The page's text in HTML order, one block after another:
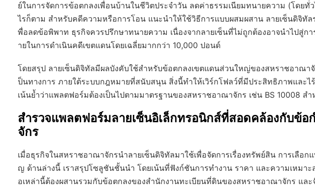
ย์ในการจัดการข้อตกลงเพื่อนบ้านในชีวิตประจำวัน ลดค่าธรรมเนียมทนายความ (โดยทั่
ไรก็ตาม สำหรับคดีความหรือการโอน แนะนำให้ใช้วิธีการแบบผสมผสาน ลายเซ็นดิจิทัล
พื่อลดข้อพิพาท ธุรกิจควรปรึกษาทนายความ เนื่องจากลายเซ็นที่ไม่ถูกต้องอาจนำไปสู่ก
ายในการดำเนินคดีเขตแดนโดยเฉลี่ยมากกว่า 10,000 ปอนด์
โดยสรุป ลายเซ็นดิจิทัลมีผลบังคับใช้สำหรับข้อตกลงเขตแดนส่วนใหญ่ของสหราชอาณาจั
ป็นทางการ ภายใต้ระบบกฎหมายที่สนับสนุน สิ่งนี้ทำให้เวิร์กโฟลว์ที่มีประสิทธิภาพและไ
เน้นย้ำว่าแพลตฟอร์มต้องเป็นไปตามมาตรฐานของสหราชอาณาจักร เช่น BS 10008 ส
สำรวจแพลตฟอร์มลายเซ็นอิเล็กทรอนิกส์ที่สอดคล้องกับข้
จักร
เมื่อธุรกิจในสหราชอาณาจักรนำลายเซ็นดิจิทัลมาใช้เพื่อจัดการเรื่องทรัพย์สิน การเลือก
ญ ด้านล่างนี้ เราสรุปโซลูชันชั้นนำ โดยเน้นที่ฟังก์ชันการทำงาน ราคา และความเหมา
อเหล่านี้ต้องผสานรวมกับข้อตกลงของสำนักงานทะเบียนที่ดินของสหราชอาณาจักร และ